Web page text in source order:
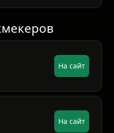
На сайт
На сайт